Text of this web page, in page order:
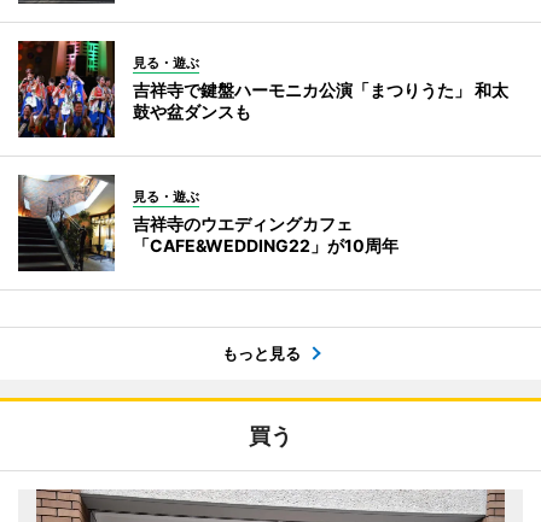
見る・遊ぶ
吉祥寺で鍵盤ハーモニカ公演「まつりうた」 和太
鼓や盆ダンスも
見る・遊ぶ
吉祥寺のウエディングカフェ
「CAFE&WEDDING22」が10周年
もっと見る
買う